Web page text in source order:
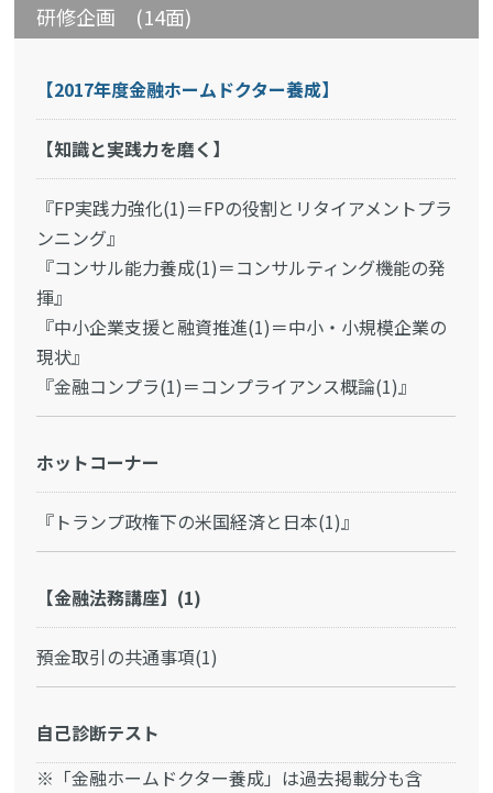
研修企画 (14面)
【2017年度金融ホームドクター養成】
【知識と実践力を磨く】
『FP実践力強化(1)＝FPの役割とリタイアメントプラ
ンニング』
『コンサル能力養成(1)＝コンサルティング機能の発
揮』
『中小企業支援と融資推進(1)＝中小・小規模企業の
現状』
『金融コンプラ(1)＝コンプライアンス概論(1)』
ホットコーナー
『トランプ政権下の米国経済と日本(1)』
【金融法務講座】(1)
預金取引の共通事項(1)
自己診断テスト
※「金融ホームドクター養成」は過去掲載分も含